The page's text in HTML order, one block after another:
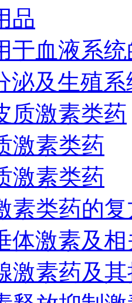
品
于血液系
泌及生殖
质激素类药
激素类药
激素类药
素类药的
体激素及
激素药及